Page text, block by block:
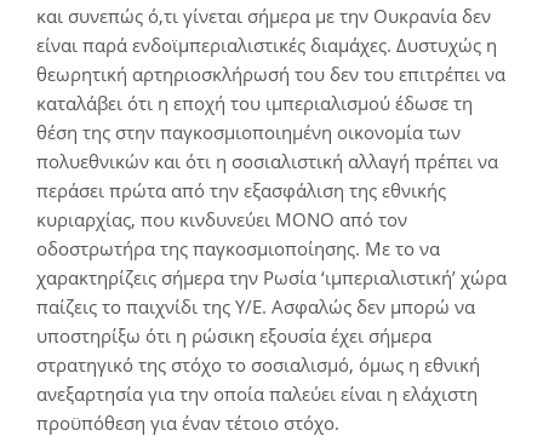
και συνεπώς ό,τι γίνεται σήμερα με την Ουκρανία δεν
είναι παρά ενδοϊμπεριαλιστικές διαμάχες. Δυστυχώς η
θεωρητική αρτηριοσκλήρωσή του δεν του επιτρέπει να
καταλάβει ότι η εποχή του ιμπεριαλισμού έδωσε τη
θέση της στην παγκοσμιοποιημένη οικονομία των
πολυεθνικών και ότι η σοσιαλιστική αλλαγή πρέπει να
περάσει πρώτα από την εξασφάλιση της εθνικής
κυριαρχίας, που κινδυνεύει ΜΟΝΟ από τον
οδοστρωτήρα της παγκοσμιοποίησης. Με το να
χαρακτηρίζεις σήμερα την Ρωσία ‘ιμπεριαλιστική’ χώρα
παίζεις το παιχνίδι της Υ/Ε. Ασφαλώς δεν μπορώ να
υποστηρίξω ότι η ρώσικη εξουσία έχει σήμερα
στρατηγικό της στόχο το σοσιαλισμό, όμως η εθνική
ανεξαρτησία για την οποία παλεύει είναι η ελάχιστη
προϋπόθεση για έναν τέτοιο στόχο.